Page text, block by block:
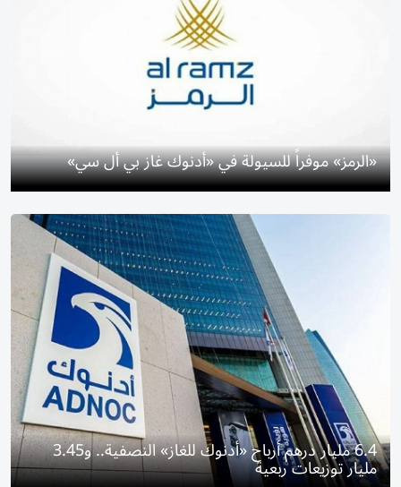
«الرمز» موفراً للسيولة في «أدنوك غاز بي أل سي»
6.4 مليار درهم أرباح «أدنوك للغاز» النصفية.. و3.45
مليار توزيعات ربعية